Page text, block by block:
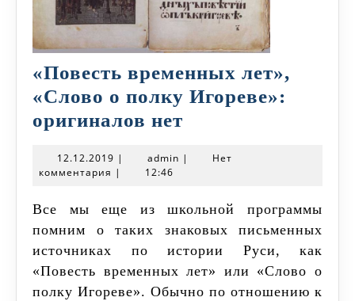
«Повесть временных лет»,
«Слово о полку Игореве»:
оригиналов нет
лет»,
о
полку
Игореве»:
оригиналов
12.12.2019 12.12.2019
| admin admin
|
Нет
комментария | 12:46
Все мы еще из школьной программы
помним о таких знаковых письменных
источниках по истории Руси, как
«Повесть временных лет» или «Слово о
полку Игореве». Обычно по отношению к